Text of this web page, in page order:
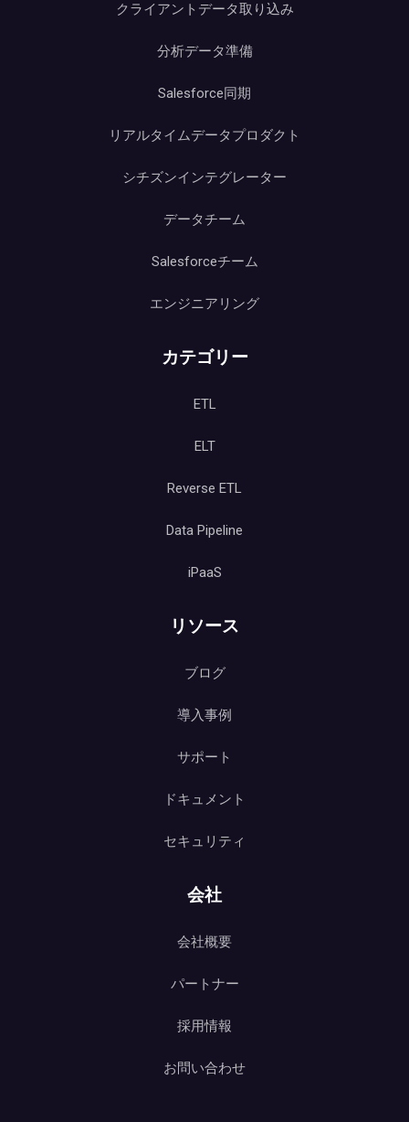
クライアントデータ取り込み
分析データ準備
Salesforce同期
リアルタイムデータプロダクト
シチズンインテグレーター
データチーム
Salesforceチーム
エンジニアリング
カテゴリー
ETL
ELT
Reverse ETL
Data Pipeline
iPaaS
リソース
ブログ
導入事例
サポート
ドキュメント
セキュリティ
会社
会社概要
パートナー
採用情報
お問い合わせ